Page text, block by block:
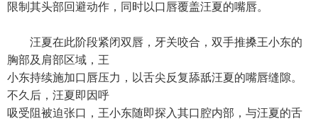
限制其头部回避动作，同时以口唇覆盖汪夏的嘴唇。
汪夏在此阶段紧闭双唇，牙关咬合，双手推搡王小东的
胸部及肩部区域，王
小东持续施加口唇压力，以舌尖反复舔舐汪夏的嘴唇缝隙。
不久后，汪夏即因呼
吸受阻被迫张口，王小东随即探入其口腔内部，与汪夏的舌